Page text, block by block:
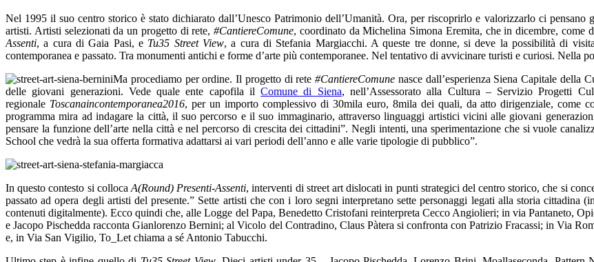
Nel 1995 il suo centro storico è stato dichiarato dall’Unesco Patrimonio dell’Umanità. Ora, per riscoprirlo e valorizzarlo ci
artisti. Artisti selezionati da un progetto di rete, #CantiereComune, coordinato da Michelina Simona Eremita, che in dicembre, come
Assenti, a cura di Gaia Pasi, e Tu35 Street View, a cura di Stefania Margiacchi. A queste tre donne, si deve la possibilità di
contemporanea e passato. Tra monumenti antichi e forme d’arte più contemporanee. Nel tentativo di avvicinare turisti e curiosi. Nella
Ma procediamo per ordine. Il progetto di rete #CantiereComune nasce dall’esperienza Siena Capitale della
delle giovani generazioni. Vede quale ente capofila ilComune di Siena, nell’Assessorato alla Cultura – Servizio Progetti
regionale Toscanaincontemporanea2016, per un importo complessivo di 30mila euro, 8mila dei quali, da atto dirigenziale, come
programma mira ad indagare la città, il suo percorso e il suo immaginario, attraverso linguaggi artistici vicini alle giovani
pensare la funzione dell’arte nella città e nel percorso di crescita dei cittadini”. Negli intenti, una sperimentazione che si vuole
School che vedrà la sua offerta formativa adattarsi ai vari periodi dell’anno e alle varie tipologie di pubblico”.
In questo contesto si colloca A(Round) Presenti-Assenti, interventi di street art dislocati in punti strategici del centro storico, che si
passato ad opera degli artisti del presente.” Sette artisti che con i loro segni interpretano sette personaggi legati alla storia
contenuti digitalmente). Ecco quindi che, alle Logge del Papa, Benedetto Cristofani reinterpreta Cecco Angiolieri; in via Pantaneto,
e Jacopo Pischedda racconta Gianlorenzo Bernini; al Vicolo del Contradino, Claus Pàtera si confronta con Patrizio Fracassi; in Via
e, in Via San Vigilio, To_Let chiama a sé Antonio Tabucchi.